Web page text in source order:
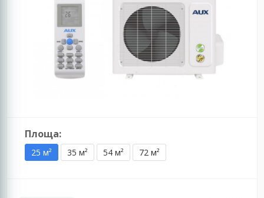
Площа:
25 м² 35 м² 54 м² 72 м²